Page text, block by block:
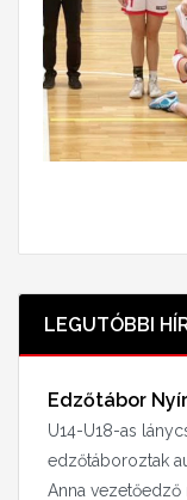
LEGUTÓBBI
Edzőtábor
U14-U18-as
edzőtáboroztak
Anna vezetőedző